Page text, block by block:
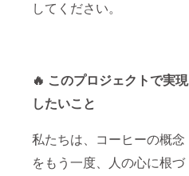
してください。
🔥 このプロジェクトで実現
したいこと
私たちは、コーヒーの概念
をもう一度、人の心に根づ